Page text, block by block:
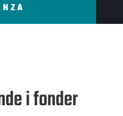
i fonder